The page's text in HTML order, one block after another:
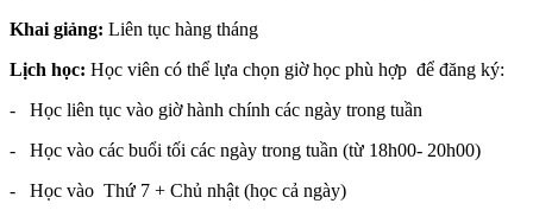
Khai giảng: Liên tục hàng tháng
Lịch học: Học viên có thể lựa chọn giờ học phù hợp để đăng ký:
- Học liên tục vào giờ hành chính các ngày trong tuần
- Học vào các buổi tối các ngày trong tuần (từ 18h00- 20h00)
- Học vào Thứ 7 + Chủ nhật (học cả ngày)